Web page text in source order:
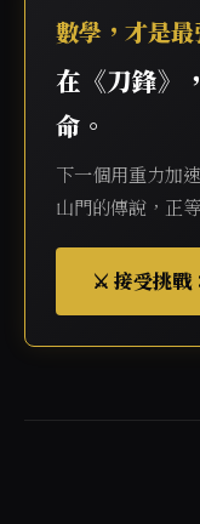
數學，才是最
在《刀鋒》
命。
下一個用重力加
山門的傳說，正
⚔️ 接受挑戰